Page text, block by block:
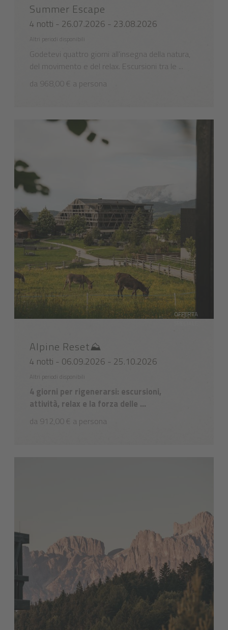
Summer Escape
4 notti - 26.07.2026 - 23.08.2026
Altri periodi disponibili
Godetevi quattro giorni all'insegna della natura,
del movimento e del relax. Escursioni tra le ...
da 968,00 € a persona
Alpine Reset⛰️
4 notti - 06.09.2026 - 25.10.2026
Altri periodi disponibili
4 giorni per rigenerarsi: escursioni,
attività, relax e la forza delle ...
da 912,00 € a persona
OFFERTA